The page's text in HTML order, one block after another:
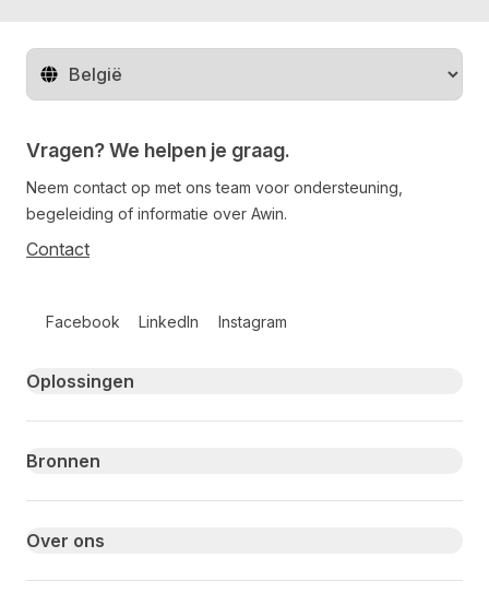
Regio wijzigen
Vragen? We helpen je graag.
Neem contact op met ons team voor ondersteuning,
begeleiding of informatie over Awin.
Contact
Facebook LinkedIn Instagram
Primary footer navigation
Oplossingen
Bronnen
Over ons